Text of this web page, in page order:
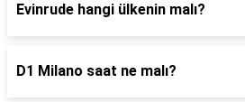
Evinrude hangi ülkenin malı?
D1 Milano saat ne malı?